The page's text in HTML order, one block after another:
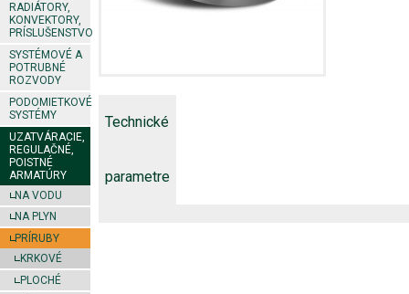
RADIÁTORY,
KONVEKTORY,
PRÍSLUŠENSTVO
SYSTÉMOVÉ A
POTRUBNÉ
ROZVODY
PODOMIETKOVÉ
SYSTÉMY
UZATVÁRACIE,
REGULAČNÉ,
POISTNÉ
ARMATÚRY
NA VODU
NA PLYN
PRÍRUBY
KRKOVÉ
PLOCHÉ
Technické
parametre